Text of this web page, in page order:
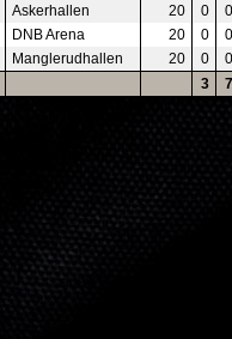
Askerhallen 20 0
0
DNB Arena 20 0
0
Manglerudhallen 20 0
0
3 7